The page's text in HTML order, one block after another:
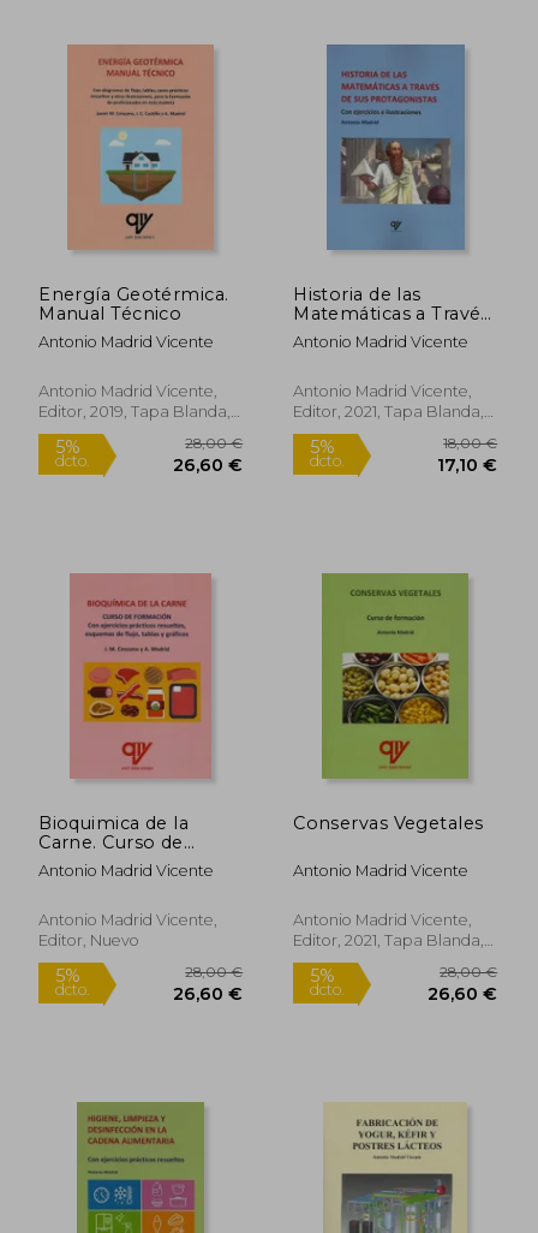
5%
dcto.
5% 5%
dcto.
Energía Geotérmica.
Manual Técnico
Antonio Madrid Vicente
Antonio Madrid Vicente,
Editor, 2019, Tapa Blanda,
Nuevo
Historia de las
Matemáticas a Través
de sus Protagonistas
Antonio Madrid Vicente
Antonio Madrid Vicente,
Editor, 2021, Tapa Blanda,
Nuevo
Bioquimica de la
Carne. Curso de
Formacion
Antonio Madrid Vicente
Antonio Madrid Vicente,
Editor, Nuevo
Conservas Vegetales
Antonio Madrid Vicente
Antonio Madrid Vicente,
Editor, 2021, Tapa Blanda,
Nuevo